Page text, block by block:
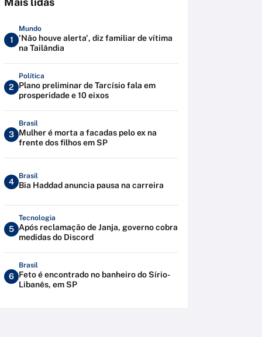
1
Mundo
'Não houve alerta', diz familiar de vítima
na Tailândia
2
Política
Plano preliminar de Tarcísio fala em
prosperidade e 10 eixos
3
Brasil
Mulher é morta a facadas pelo ex na
frente dos filhos em SP
4
Brasil
Bia Haddad anuncia pausa na carreira
5
Tecnologia
Após reclamação de Janja, governo cobra
medidas do Discord
6
Brasil
Feto é encontrado no banheiro do Sírio-
Libanês, em SP